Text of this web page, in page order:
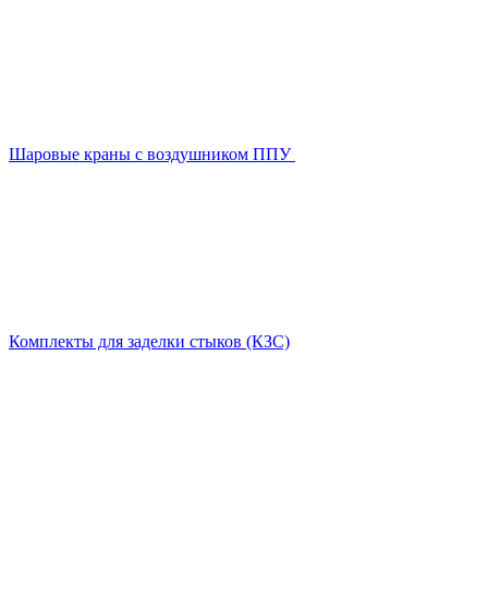
Шаровые краны с воздушником ППУ
Комплекты для заделки стыков (КЗС)